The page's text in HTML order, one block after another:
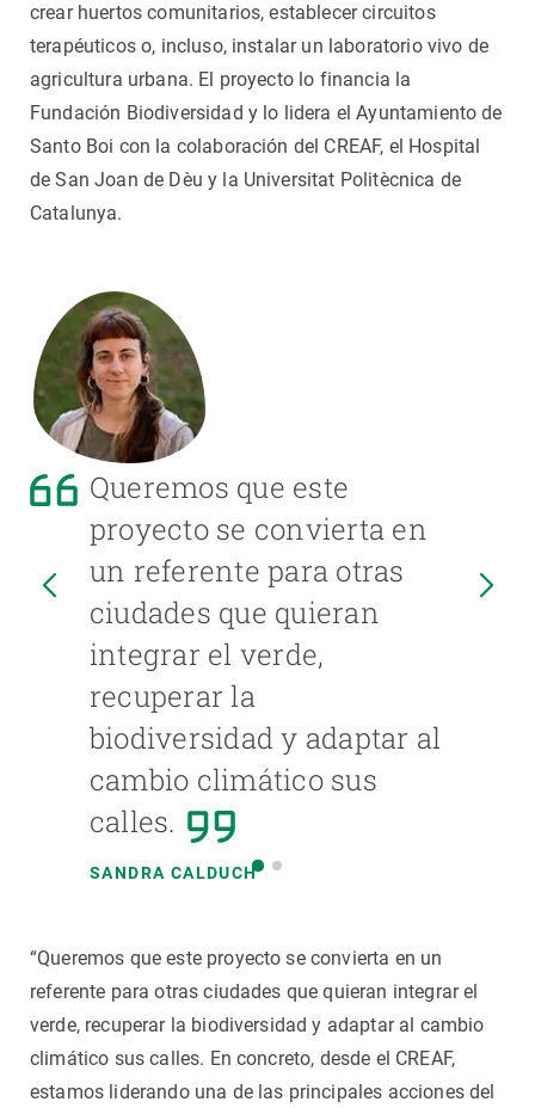
crear huertos comunitarios, establecer circuitos
terapéuticos o, incluso, instalar un laboratorio vivo de
agricultura urbana. El proyecto lo financia la
Fundación Biodiversidad y lo lidera el Ayuntamiento de
Santo Boi con la colaboración del CREAF, el Hospital
de San Joan de Dèu y la Universitat Politècnica de
Catalunya.
Queremos que este
proyecto se convierta en
un referente para otras
ciudades que quieran
integrar el verde,
recuperar la
biodiversidad y adaptar al
cambio climático sus
calles.
SANDRA CALDUCH
“Queremos que este proyecto se convierta en un
referente para otras ciudades que quieran integrar el
verde, recuperar la biodiversidad y adaptar al cambio
climático sus calles. En concreto, desde el CREAF,
estamos liderando una de las principales acciones del